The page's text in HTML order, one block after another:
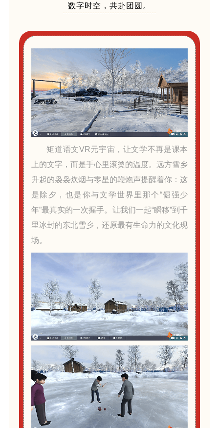
数字时空，共赴团圆。
矩道语文VR元宇宙，让文学不再是课本
上的文字，而是手心里滚烫的温度。远方雪乡
升起的袅袅炊烟与零星的鞭炮声提醒着你：这
是除夕，也是你与文学世界里那个“倔强少
年”最真实的一次握手。让我们一起“瞬移”到千
里冰封的东北雪乡，还原最有生命力的文化现
场。